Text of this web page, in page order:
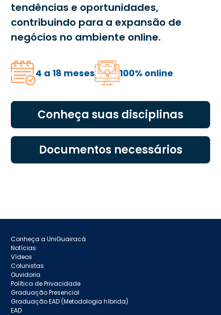
tendências e oportunidades,
contribuindo para a expansão de
negócios no ambiente online.
4 a 18 meses 100% online
Conheça suas disciplinas
Documentos necessários
Conheça a UniGuairacá
Notícias
Vídeos
Colunistas
Ouvidoria
Política de Privacidade
Graduação Presencial
Graduação EAD (Metodologia híbrida)
EAD